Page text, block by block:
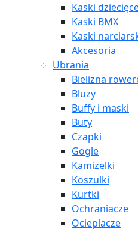
Kaski
Kaski BMX
Kaski
Akcesoria
Ubrania
Bielizna
Bluzy
Buffy i maski
Buty
Czapki
Gogle
Kamizelki
Koszulki
Kurtki
Ochraniacze
Ocieplacze